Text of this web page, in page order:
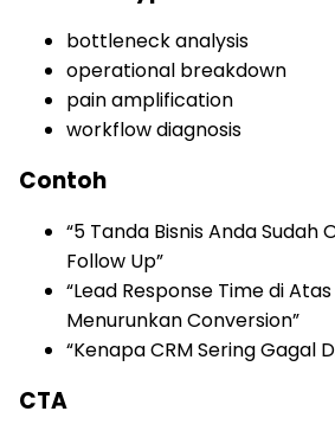
bottleneck analysis
operational breakdown
pain amplification
workflow diagnosis
Contoh
“5 Tanda Bisnis Anda Sudah
Follow Up”
“Lead Response Time di
Menurunkan Conversion”
“Kenapa CRM Sering Gagal
CTA